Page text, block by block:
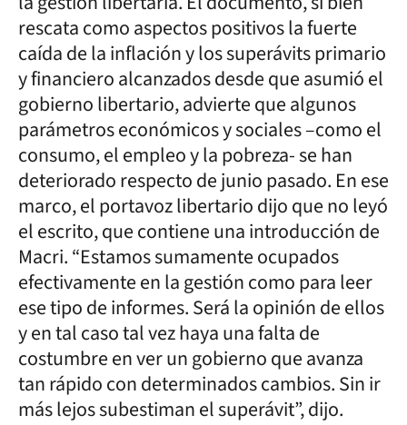
rescata como aspectos positivos la fuerte
caída de la inflación y los superávits primario
y financiero alcanzados desde que asumió el
gobierno libertario, advierte que algunos
parámetros económicos y sociales –como el
consumo, el empleo y la pobreza- se han
deteriorado respecto de junio pasado. En ese
marco, el portavoz libertario dijo que no leyó
el escrito, que contiene una introducción de
Macri. “Estamos sumamente ocupados
efectivamente en la gestión como para leer
ese tipo de informes. Será la opinión de ellos
y en tal caso tal vez haya una falta de
costumbre en ver un gobierno que avanza
tan rápido con determinados cambios. Sin ir
más lejos subestiman el superávit”, dijo.